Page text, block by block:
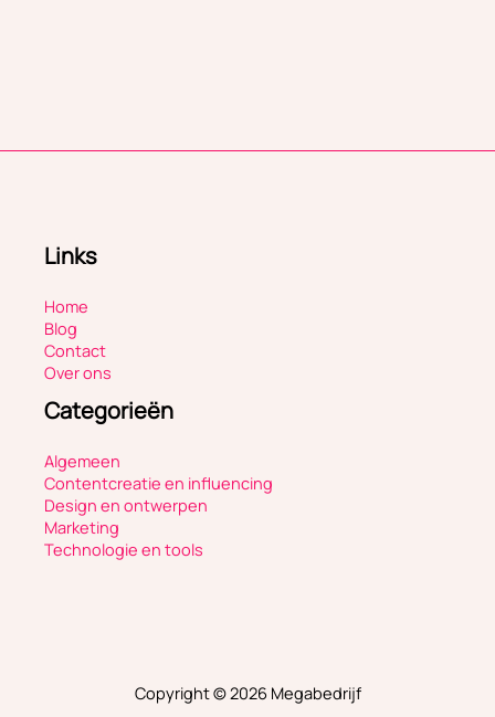
Links
Home
Blog
Contact
Over ons
Categorieën
Algemeen
Contentcreatie en influencing
Design en ontwerpen
Marketing
Technologie en tools
Copyright © 2026 Megabedrijf